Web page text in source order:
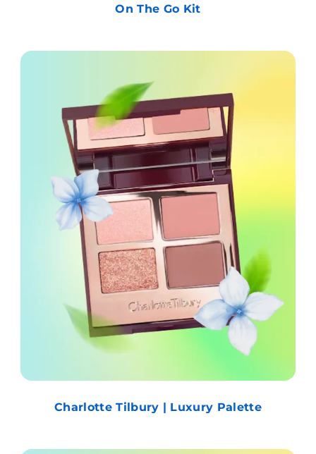
On The Go Kit
Charlotte Tilbury | Luxury Palette